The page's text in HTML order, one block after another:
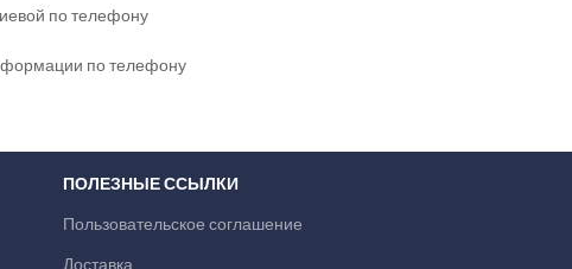
по телефону
по телефону
ПОЛЕЗНЫЕ ССЫЛКИ
Пользовательское соглашение
Доставка